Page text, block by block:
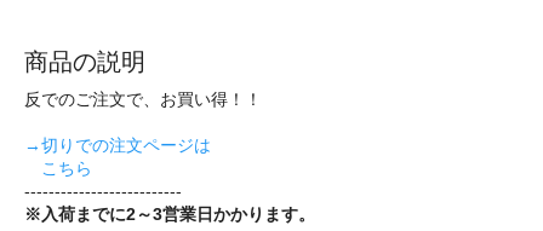
商品の説明
反でのご注文で、お買い得！！
→切りでの注文ページは
こちら
--------------------------
※入荷までに2～3営業日かかります。